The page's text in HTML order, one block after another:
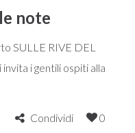
note
SULLE RIVE DEL
i gentili ospiti alla
Condividi 0